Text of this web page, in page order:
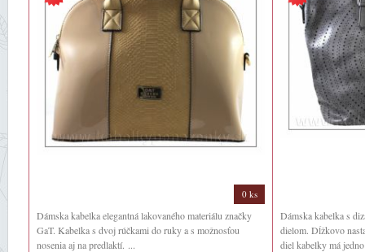
0 ks
Dámska kabelka elegantná lakovaného materiálu značky
GaT. Kabelka s dvoj rúčkami do ruky a s možnosťou
nosenia aj na predlaktí. ...
Dámska kabelka s
dielom. Dĺžkovo
diel kabelky má